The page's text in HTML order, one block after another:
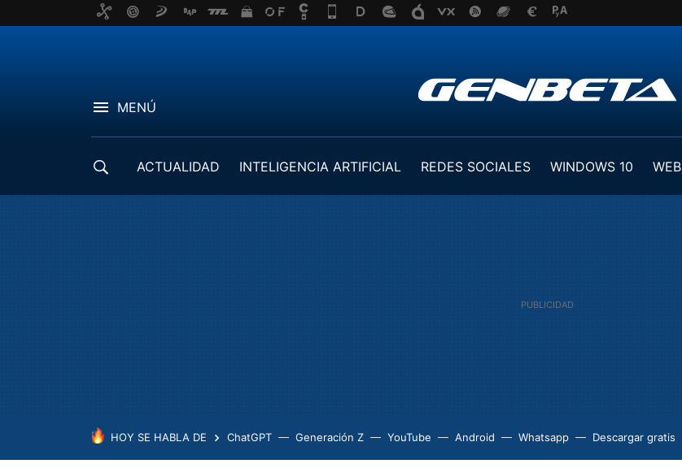
MENÚ
ACTUALIDAD INTELIGENCIA ARTIFICIAL REDES SOCIALES WINDOWS 10 WEB
HOY SE HABLA DE ChatGPT Generación Z YouTube Android Whatsapp Descargar gratis